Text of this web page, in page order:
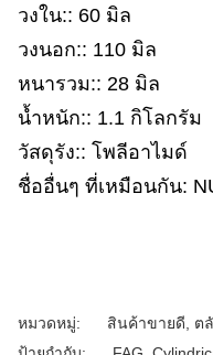
วงใน:: 60 มิล
วงนอก:: 110 มิล
หนารวม:: 28 มิล
น้ำหนัก:: 1.1 กิโลกรัม
วัสดุรัง:: โพลีอาไมด์
ชื่ออื่นๆ ที่เหมือนกัน:
หมวดหมู่: สินค้าขายดี
ต